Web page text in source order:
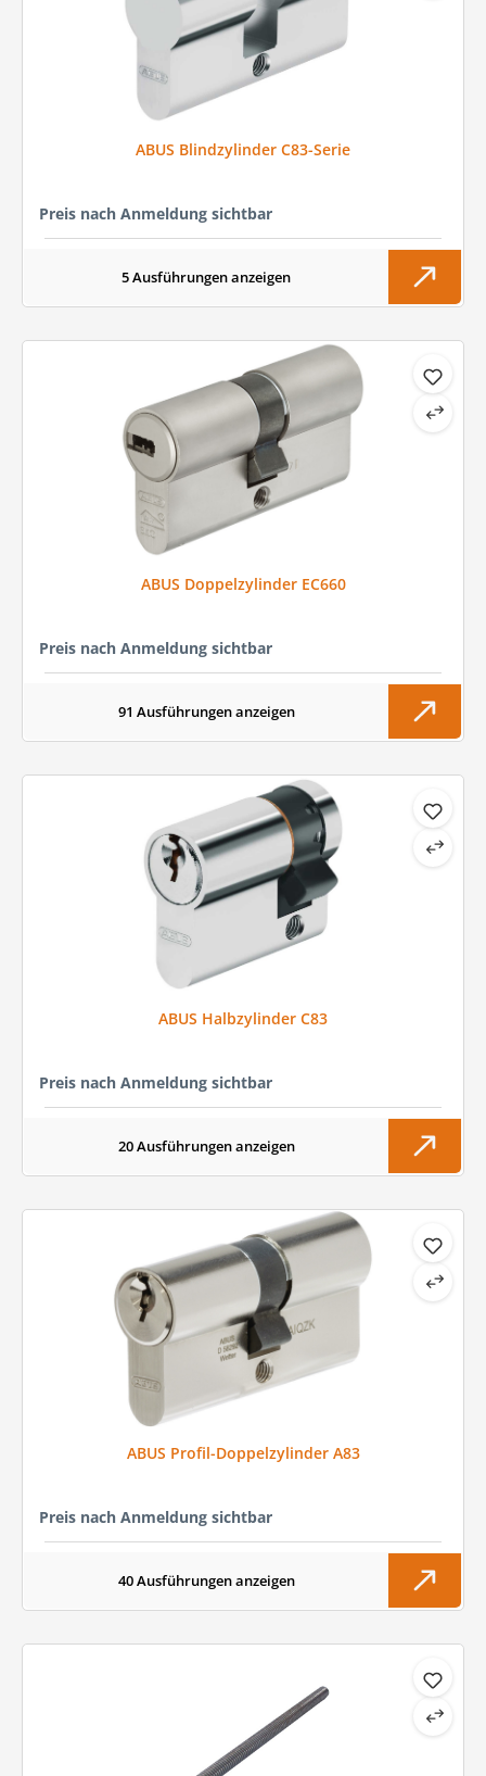
ABUS Blindzylinder C83-Serie
Preis nach Anmeldung sichtbar
5 Ausführungen anzeigen
ABUS Doppelzylinder EC660
Preis nach Anmeldung sichtbar
91 Ausführungen anzeigen
ABUS Halbzylinder C83
Preis nach Anmeldung sichtbar
20 Ausführungen anzeigen
ABUS Profil-Doppelzylinder A83
Preis nach Anmeldung sichtbar
40 Ausführungen anzeigen